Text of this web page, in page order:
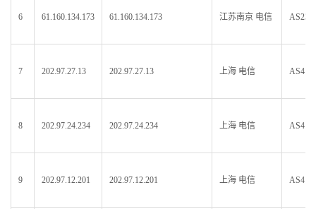
6 61.160.134.173 61.160.134.173 江苏南京 电信
7 202.97.27.13 202.97.27.13 上海 电信
8 202.97.24.234 202.97.24.234 上海 电信
9 202.97.12.201 202.97.12.201 上海 电信